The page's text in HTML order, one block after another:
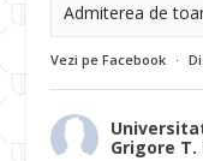
Admiterea de
Vezi pe Facebook ·
Grigore T.